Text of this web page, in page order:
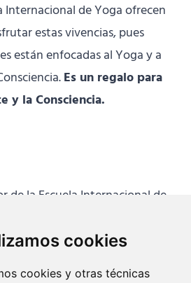
cookies
cookies y otras técnicas
Internacional de Yoga ofrecen
estas vivencias, pues
están enfocadas al Yoga y a
Es un regalo para
y la Consciencia.
de la Escuela Internacional de
Internacional de Yoga